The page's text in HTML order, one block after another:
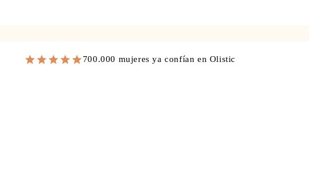
700.000 mujeres ya confían en Olistic